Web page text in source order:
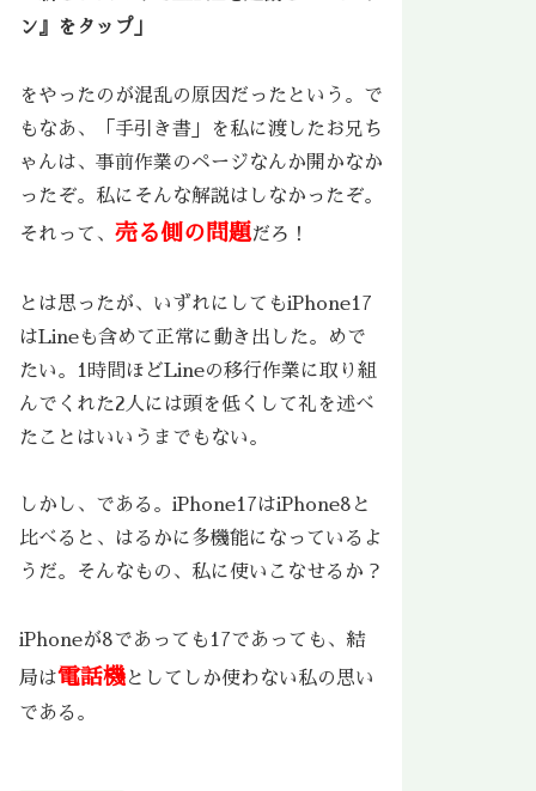
ン』をタップ」
をやったのが混乱の原因だったという。で
もなあ、「手引き書」を私に渡したお兄ち
ゃんは、事前作業のページなんか開かなか
ったぞ。私にそんな解説はしなかったぞ。
それって、 売る側の問題だろ！
とは思ったが、いずれにしてもiPhone17
はLineも含めて正常に動き出した。めで
たい。1時間ほどLineの移行作業に取り組
んでくれた2人には頭を低くして礼を述べ
たことはいいうまでもない。
しかし、である。iPhone17はiPhone8と
比べると、はるかに多機能になっているよ
うだ。そんなもの、私に使いこなせるか？
iPhoneが8であっても17であっても、結
局は電話機としてしか使わない私の思い
である。